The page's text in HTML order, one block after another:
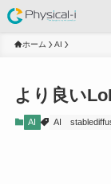
ホーム AI
より良い
AI AI